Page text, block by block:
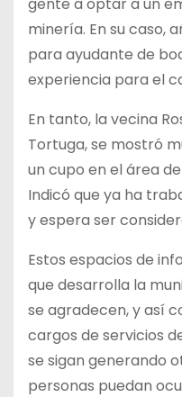
minería. En su caso,
para ayudante de
experiencia para el
En tanto, la vecina
Tortuga, se mostró
un cupo en el área
Indicó que ya ha
y espera ser
Estos espacios de
que desarrolla la
se agradecen, y así
cargos de servicios
se sigan generando
personas puedan